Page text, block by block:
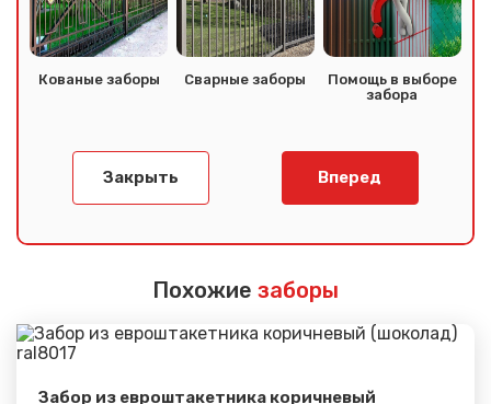
Кованые заборы Сварные заборы
Помощь в выборе
забора
Закрыть Вперед
Похожие заборы
Забор из евроштакетника коричневый